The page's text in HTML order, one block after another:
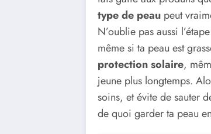
type de peaupeut
N’oublie pas aussi
même si ta peau est
protection solaire,
jeune plus longtemps.
soins, et évite de sauter
de quoi garder ta peau